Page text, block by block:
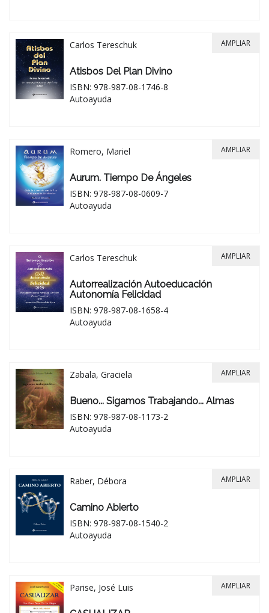
Carlos Tereschuk
Atisbos Del Plan Divino
ISBN: 978-987-08-1746-8
Autoayuda
AMPLIAR
Romero, Mariel
Aurum. Tiempo De Ángeles
ISBN: 978-987-08-0609-7
Autoayuda
AMPLIAR
Carlos Tereschuk
Autorrealización Autoeducación
Autonomía Felicidad
ISBN: 978-987-08-1658-4
Autoayuda
AMPLIAR
Zabala, Graciela
Bueno... Sigamos Trabajando... Almas
ISBN: 978-987-08-1173-2
Autoayuda
AMPLIAR
Raber, Débora
Camino Abierto
ISBN: 978-987-08-1540-2
Autoayuda
AMPLIAR
Parise, José Luis AMPLIAR